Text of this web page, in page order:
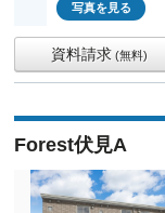
写真を見る
資料請求 (無料)
Forest伏見A